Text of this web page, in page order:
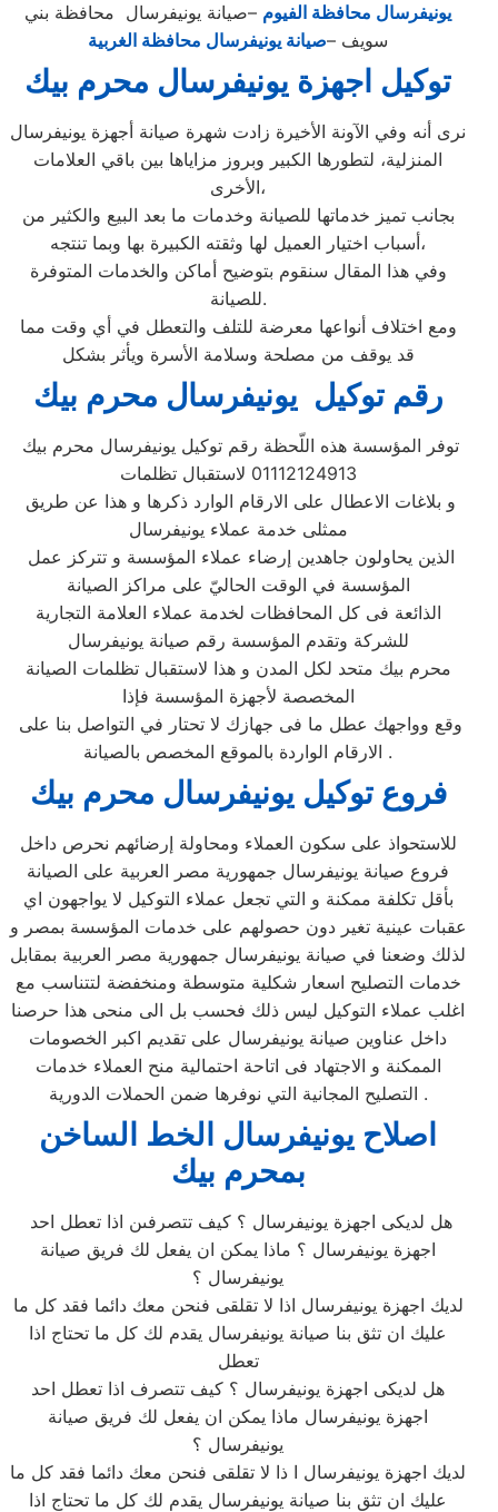
يونيفرسال محافظة الفيوم –صيانة يونيفرسال محافظة بني
سويف –صيانة يونيفرسال محافظة الغربية
توكيل اجهزة يونيفرسال محرم بيك
نرى أنه وفي الآونة الأخيرة زادت شهرة صيانة أجهزة يونيفرسال
المنزلية، لتطورها الكبير وبروز مزاياها بين باقي العلامات
الأخرى،
بجانب تميز خدماتها للصيانة وخدمات ما بعد البيع والكثير من
أسباب اختيار العميل لها وثقته الكبيرة بها وبما تنتجه،
وفي هذا المقال سنقوم بتوضيح أماكن والخدمات المتوفرة
للصيانة.
ومع اختلاف أنواعها معرضة للتلف والتعطل في أي وقت مما
قد يوقف من مصلحة وسلامة الأسرة ويأثر بشكل
رقم توكيل يونيفرسال محرم بيك
توفر المؤسسة هذه اللّحظة رقم توكيل يونيفرسال محرم بيك
01112124913 لاستقبال تظلمات
ممثلى خدمة عملاء يونيفرسال
المؤسسة في الوقت الحاليّ على مراكز الصيانة
الذائعة فى كل المحافظات لخدمة عملاء العلامة التجارية
للشركة وتقدم المؤسسة رقم صيانة يونيفرسال
محرم بيك متحد لكل المدن و هذا لاستقبال تظلمات الصيانة
المخصصة لأجهزة المؤسسة فإذا
الارقام الواردة بالموقع المخصص بالصيانة .
فروع توكيل يونيفرسال محرم بيك
للاستحواذ على سكون العملاء ومحاولة إرضائهم نحرص داخل
فروع صيانة يونيفرسال جمهورية مصر العربية على الصيانة
بأقل تكلفة ممكنة و التي تجعل عملاء التوكيل لا يواجهون اي
عقبات عينية تغير دون حصولهم على خدمات المؤسسة بمصر و
لذلك وضعنا في صيانة يونيفرسال جمهورية مصر العربية بمقابل
خدمات التصليح اسعار شكلية متوسطة ومنخفضة لتتناسب مع
اغلب عملاء التوكيل ليس ذلك فحسب بل الى منحى هذا حرصنا
داخل عناوين صيانة يونيفرسال على تقديم اكبر الخصومات
الممكنة و الاجتهاد فى اتاحة احتمالية منح العملاء خدمات
التصليح المجانية التي نوفرها ضمن الحملات الدورية .
اصلاح يونيفرسال الخط الساخن
بمحرم بيك
اجهزة يونيفرسال ؟ ماذا يمكن ان يفعل لك فريق صيانة
يونيفرسال ؟
لديك اجهزة يونيفرسال اذا لا تقلقى فنحن معك دائما فقد كل ما
عليك ان تثق بنا صيانة يونيفرسال يقدم لك كل ما تحتاج اذا
تعطل
هل لديكى اجهزة يونيفرسال ؟ كيف تتصرف اذا تعطل احد
اجهزة يونيفرسال ماذا يمكن ان يفعل لك فريق صيانة
يونيفرسال ؟
لديك اجهزة يونيفرسال ا ذا لا تقلقى فنحن معك دائما فقد كل ما
عليك ان تثق بنا صيانة يونيفرسال يقدم لك كل ما تحتاج اذا